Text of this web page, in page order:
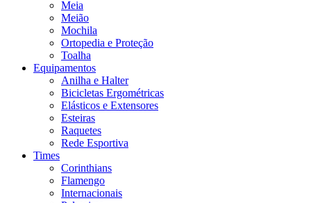
Meia
Meião
Mochila
Ortopedia e Proteção
Toalha
Equipamentos
Anilha e Halter
Bicicletas Ergométricas
Elásticos e Extensores
Esteiras
Raquetes
Rede Esportiva
Times
Corinthians
Flamengo
Internacionais